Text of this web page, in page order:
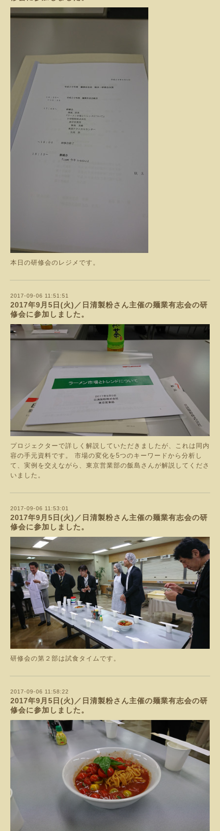
本日の研修会のレジメです。
2017-09-06 11:51:51
2017年9月5日(火)／日清製粉さん主催の麺業有志会の研
修会に参加しました。
プロジェクターで詳しく解説していただきましたが、これは同内
容の手元資料です。 市場の変化を5つのキーワードから分析し
て、実例を交えながら、東京営業部の飯島さんが解説してくださ
いました。
2017-09-06 11:53:01
2017年9月5日(火)／日清製粉さん主催の麺業有志会の研
修会に参加しました。
研修会の第２部は試食タイムです。
2017-09-06 11:58:22
2017年9月5日(火)／日清製粉さん主催の麺業有志会の研
修会に参加しました。